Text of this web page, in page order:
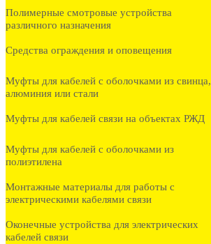
Полимерные смотровые устройства
различного назначения
Средства ограждения и оповещения
Муфты для кабелей с оболочками из свинца,
алюминия или стали
Муфты для кабелей связи на объектах РЖД
Муфты для кабелей с оболочками из
полиэтилена
Монтажные материалы для работы с
электрическими кабелями связи
Оконечные устройства для электрических
кабелей связи